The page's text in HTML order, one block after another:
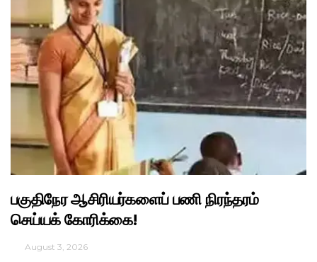
பகுதிநேர ஆசிரியர்களைப் பணி நிரந்தரம்
செய்யக் கோரிக்கை!
August 3, 2026